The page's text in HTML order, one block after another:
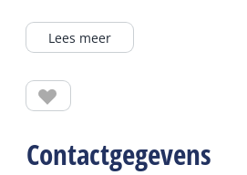
cadeauartikelen, Lotto en
kan storten en opnemen.
Lees meer
Contactgegevens